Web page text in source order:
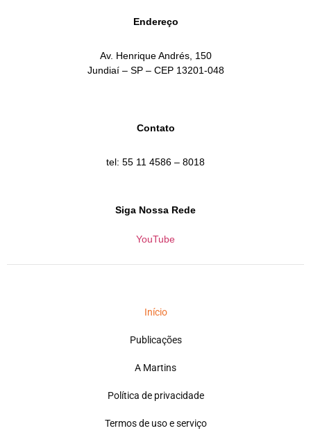
Endereço
Av. Henrique Andrés, 150
Jundiaí – SP – CEP 13201-048
Contato
tel: 55 11 4586 – 8018
Siga Nossa Rede
YouTube
Início
Publicações
A Martins
Política de privacidade
Termos de uso e serviço